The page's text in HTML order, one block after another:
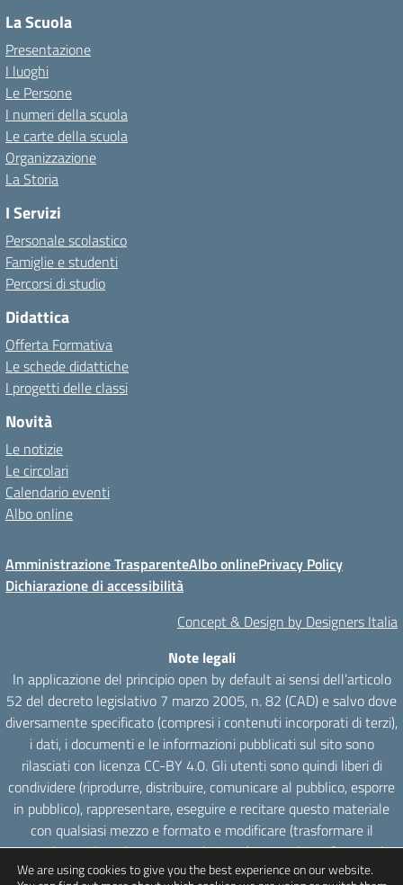
La Scuola
Presentazione
I luoghi
Le Persone
I numeri della scuola
Le carte della scuola
Organizzazione
La Storia
I Servizi
Personale scolastico
Famiglie e studenti
Percorsi di studio
Didattica
Offerta Formativa
Le schede didattiche
I progetti delle classi
Novità
Le notizie
Le circolari
Calendario eventi
Albo online
Amministrazione TrasparenteAlbo onlinePrivacy Policy
Dichiarazione di accessibilità
Concept & Design by Designers Italia
Note legali
In applicazione del principio open by default ai sensi dell’articolo
52 del decreto legislativo 7 marzo 2005, n. 82 (CAD) e salvo dove
diversamente specificato (compresi i contenuti incorporati di terzi),
i dati, i documenti e le informazioni pubblicati sul sito sono
rilasciati con licenza CC-BY 4.0. Gli utenti sono quindi liberi di
condividere (riprodurre, distribuire, comunicare al pubblico, esporre
in pubblico), rappresentare, eseguire e recitare questo materiale
con qualsiasi mezzo e formato e modificare (trasformare il
materiale e utilizzarlo per opere derivate) per qualsiasi fine, anche
commerciale con il solo onere di attribuzione, senza apporre
We are using cookies to give you the best experience on our website.